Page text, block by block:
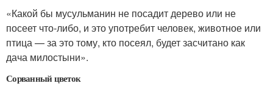
«Какой бы мусульманин не посадит дерево или не
посеет что-либо, и это употребит человек, животное или
птица — за это тому, кто посеял, будет засчитано как
дача милостыни».
Сорванный цветок